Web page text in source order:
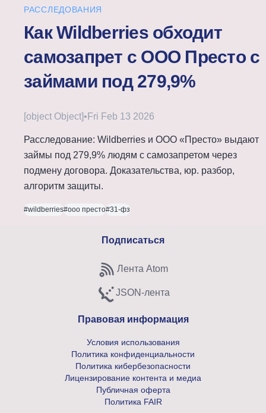
РАССЛЕДОВАНИЯ
Как Wildberries обходит
самозапрет с ООО Престо с
займами под 279,9%
[object Object]• Fri Feb 13 2026
Расследование: Wildberries и ООО «Престо» выдают
займы под 279,9% людям с самозапретом через
подмену договора. Доказательства, юр. разбор,
алгоритм защиты.
#wildberries#ооо престо#31-фз
Подписаться
Лента Atom
Subscribe to Atom feed
JSON-лента
Subscribe to JSON feed
Правовая информация
Условия использования
Политика конфиденциальности
Политика кибербезопасности
Лицензирование контента и медиа
Публичная оферта
Политика FAIR